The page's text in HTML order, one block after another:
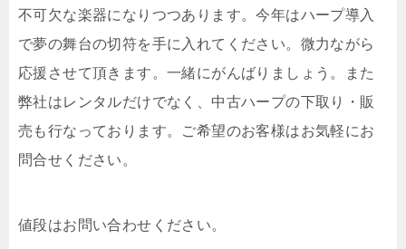
不可欠な楽器になりつつあります。今年はハープ導入
で夢の舞台の切符を手に入れてください。微力ながら
応援させて頂きます。一緒にがんばりましょう。また
弊社はレンタルだけでなく、中古ハープの下取り・販
売も行なっております。ご希望のお客様はお気軽にお
問合せください。
値段はお問い合わせください。